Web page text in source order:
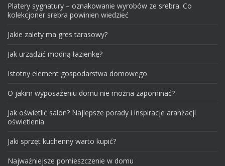
Platery sygnatury – oznakowanie wyrobów ze srebra. Co
kolekcjoner srebra powinien wiedzieć
Jakie zalety ma gres tarasowy?
Jak urządzić modną łazienkę?
Istotny element gospodarstwa domowego
O jakim wyposażeniu domu nie można zapominać?
Jak oświetlić salon? Najlepsze porady i inspiracje aranżacji
oświetlenia
Jaki sprzęt kuchenny warto kupić?
Najważniejsze pomieszczenie w domu